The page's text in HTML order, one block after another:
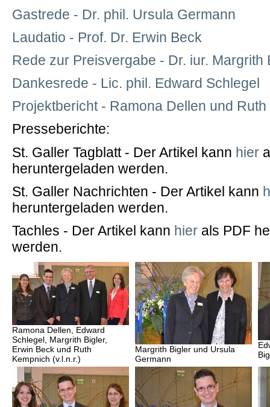
Gastrede - Dr. phil. Ursula Germann
Laudatio - Prof. Dr. Erwin Beck
Rede zur Preisvergabe - Dr. iur. Margrith
Dankesrede - Lic. phil. Edward Schlegel
Projektbericht - Ramona Dellen und
Presseberichte:
St. Galler Tagblatt - Der Artikel kann hier
heruntergeladen werden.
St. Galler Nachrichten - Der Artikel kann
heruntergeladen werden.
Tachles - Der Artikel kann hier als PDF
werden.
Ramona Dellen, Edward
Schlegel, Margrith Bigler,
Erwin Beck und Ruth
Kempnich (v.l.n.r.)
Margrith Bigler und Ursula
Germann